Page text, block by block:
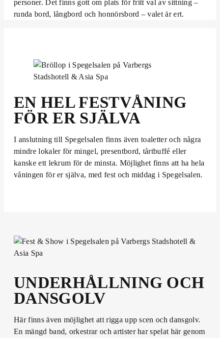
personer. Det finns gott om plats för fritt val av sittning –
runda bord, långbord och honnörsbord – valet är ert.
EN HEL FESTVÅNING
FÖR ER SJÄLVA
I anslutning till Spegelsalen finns även toaletter och några
mindre lokaler för mingel, presentbord, tårtbuffé eller
kanske ett lekrum för de minsta. Möjlighet finns att ha hela
våningen för er själva, med fest och middag i Spegelsalen.
UNDERHÅLLNING OCH
DANSGOLV
Här finns även möjlighet att rigga upp scen och dansgolv.
En mängd band, orkestrar och artister har spelat här genom